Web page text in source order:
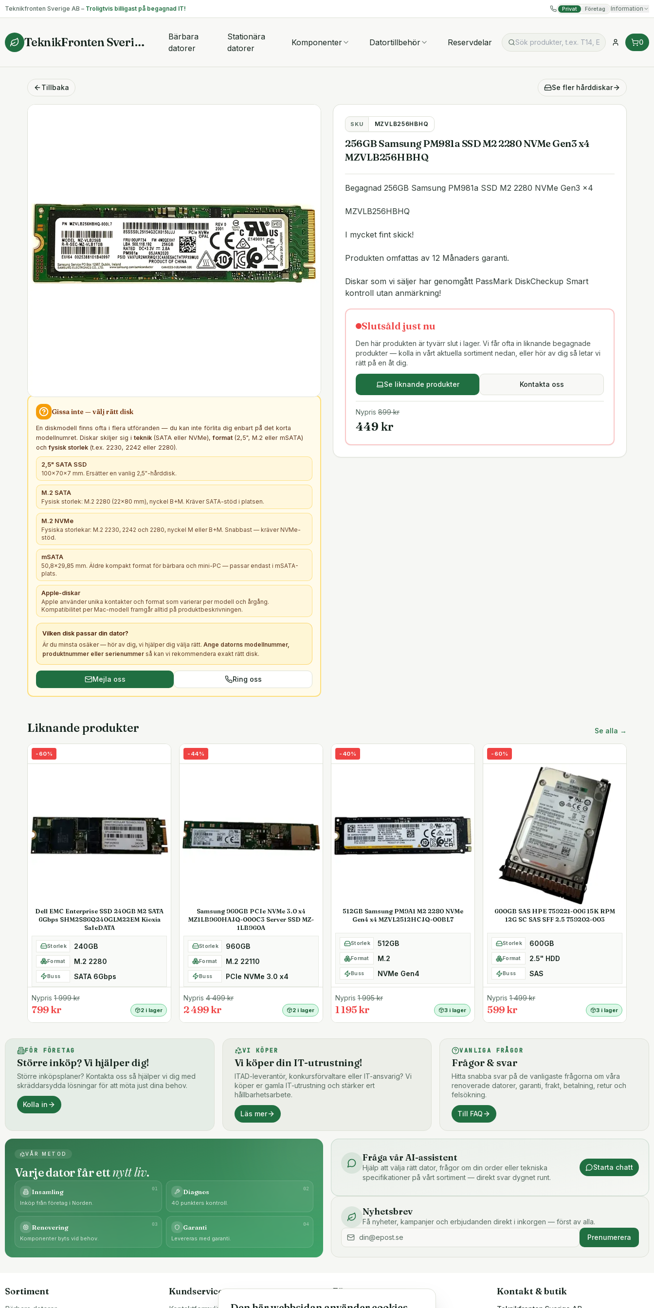
Teknikfronten Sverige AB – Troligtvis billigast på begagnad IT! Privat Företag Information
TeknikFronten Sverige AB
Bärbara
datorer
Stationära
datorer
Komponenter Datortillbehör Reservdelar 0
Tillbaka Se fler hårddiskar
Gissa inte — välj rätt disk
En diskmodell finns ofta i flera utföranden — du kan inte förlita dig enbart på det korta
modellnumret. Diskar skiljer sig i teknik (SATA eller NVMe),format (2,5", M.2 eller mSATA)
ochfysisk storlek (t.ex. 2230, 2242 eller 2280).
2,5" SATA SSD
100×70×7 mm. Ersätter en vanlig 2,5"-hårddisk.
M.2 SATA
Fysisk storlek: M.2 2280 (22×80 mm), nyckel B+M. Kräver SATA-stöd i platsen.
M.2 NVMe
Fysiska storlekar: M.2 2230, 2242 och 2280, nyckel M eller B+M. Snabbast — kräver NVMe-
stöd.
mSATA
50,8×29,85 mm. Äldre kompakt format för bärbara och mini-PC — passar endast i mSATA-
plats.
Apple-diskar
Apple använder unika kontakter och format som varierar per modell och årgång.
Kompatibilitet per Mac-modell framgår alltid på produktbeskrivningen.
Vilken disk passar din dator?
Är du minsta osäker — hör av dig, vi hjälper dig välja rätt. Ange datorns modellnummer,
produktnummer eller serienummer så kan vi rekommendera exakt rätt disk.
Mejla oss Ring oss
SKU MZVLB256HBHQ
256GB Samsung PM981a SSD M2 2280 NVMe Gen3 x4
MZVLB256HBHQ
Begagnad 256GB Samsung PM981a SSD M2 2280 NVMe Gen3 x4
MZVLB256HBHQ
I mycket fint skick!
Produkten omfattas av 12 Månaders garanti.
Diskar som vi säljer har genomgått PassMark DiskCheckup Smart
kontroll utan anmärkning!
Slutsåld just nu
Den här produkten är tyvärr slut i lager. Vi får ofta in liknande begagnade
produkter — kolla in vårt aktuella sortiment nedan, eller hör av dig så letar vi
rätt på en åt dig.
Se liknande produkter Kontakta oss
Nypris 899kr
449 kr
Liknande produkter Se alla →
- 60%
Dell EMC Enterprise SSD 240GB M2 SATA
6Gbps SHM2S86Q240GLM22EM Kioxia
SafeDATA
Storlek 240GB
Format M.2 2280
Buss SATA 6Gbps
Nypris 1 999kr
799 kr 2 i lager
- 44%
Samsung 960GB PCIe NVMe 3.0 x4
MZ1LB960HAJQ-000C3 Server SSD MZ-
1LB960A
Storlek 960GB
Format M.2 22110
Buss PCIe NVMe 3.0 x4
Nypris 4 499kr
2 499 kr 2 i lager
- 40%
512GB Samsung PM9A1 M2 2280 NVMe
Gen4 x4 MZVL2512HCJQ-00BL7
Storlek 512GB
Format M.2
Buss NVMe Gen4
Nypris 1 995kr
1 195 kr 3 i lager
- 60%
600GB SAS HPE 759221-006 15K RPM
12G SC SAS SFF 2.5 759202-003
Storlek 600GB
Format 2.5" HDD
Buss SAS
Nypris 1 499kr
599 kr 3 i lager
FÖR FÖRETAG
Större inköp? Vi hjälper dig!
Större inköpsplaner? Kontakta oss så hjälper vi dig med
skräddarsydda lösningar för att möta just dina behov.
Kolla in
VI KÖPER
Vi köper din IT-utrustning!
ITAD-leverantör, konkursförvaltare eller IT-ansvarig? Vi
köper er gamla IT-utrustning och stärker ert
hållbarhetsarbete.
Läs mer
VANLIGA FRÅGOR
Frågor & svar
Hitta snabba svar på de vanligaste frågorna om våra
renoverade datorer, garanti, frakt, betalning, retur och
felsökning.
Till FAQ
VÅR METOD
Varje dator får ettnytt liv.
01
Insamling
Inköp från företag i Norden.
02
Diagnos
40 punkters kontroll.
03
Renovering
Komponenter byts vid behov.
04
Garanti
Levereras med garanti.
Fråga vår AI-assistent
Hjälp att välja rätt dator, frågor om din order eller tekniska
specifikationer på vårt sortiment — direkt svar dygnet runt.
Starta chatt
Nyhetsbrev
Få nyheter, kampanjer och erbjudanden direkt i inkorgen — först av alla.
Prenumerera
Sortiment Kundservice Företaget Kontakt & butik